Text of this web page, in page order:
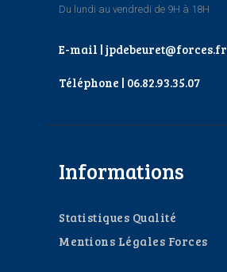
Du lundi au vendredi de 9H à 18H
E-mail | jpdebeuret@forces.fr
Téléphone | 06.82.93.35.07
Informations
Statistiques Qualité
Mentions Légales Forces